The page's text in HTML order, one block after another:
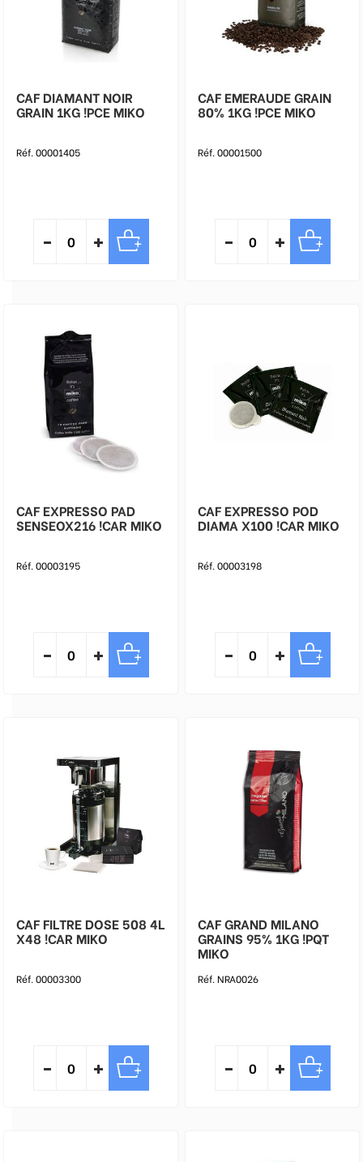
CAF DIAMANT NOIR
GRAIN 1KG !PCE MIKO
Réf. 00001405
CAF EMERAUDE GRAIN
80% 1KG !PCE MIKO
Réf. 00001500
CAF EXPRESSO PAD
SENSEOX216 !CAR MIKO
Réf. 00003195
CAF EXPRESSO POD
DIAMA X100 !CAR MIKO
Réf. 00003198
CAF FILTRE DOSE 508 4L
X48 !CAR MIKO
Réf. 00003300
CAF GRAND MILANO
GRAINS 95% 1KG !PQT
MIKO
Réf. NRA0026